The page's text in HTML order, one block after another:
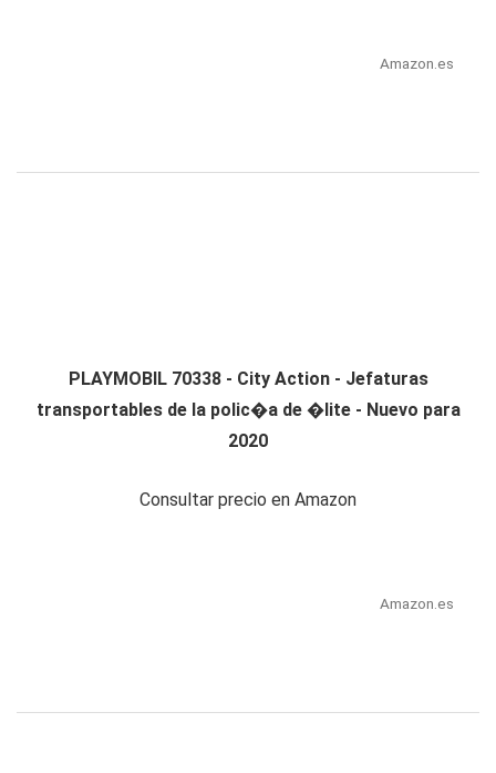
Amazon.es
PLAYMOBIL 70338 - City Action - Jefaturas
transportables de la polic�a de �lite - Nuevo para
2020
Consultar precio en Amazon
Amazon.es